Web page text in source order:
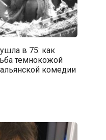
в 75: как
темнокожой
комедии